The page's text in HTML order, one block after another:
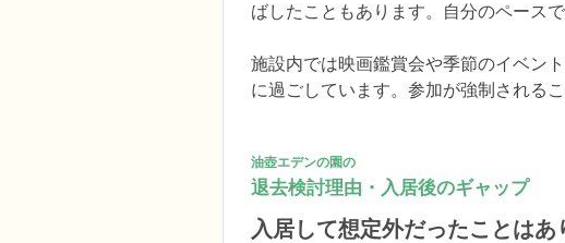
ばしたこともあります。自分のペース
施設内では映画鑑賞会や季節のイベン
に過ごしています。参加が強制される
油壺エデンの園の
退去検討理由・入居後のギャップ
入居して想定外だったことはあ